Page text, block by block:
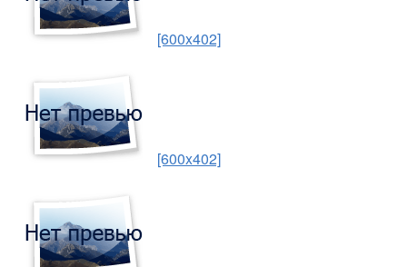
[600x402]
[600x402]